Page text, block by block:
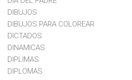
DIBUJOS
DIBUJOS PARA COLOREAR
DICTADOS
DINAMICAS
DIPLIMAS
DIPLOMAS